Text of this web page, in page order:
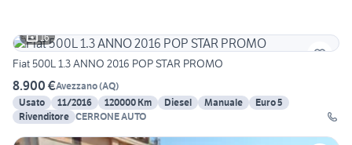
16
Fiat 500L 1.3 ANNO 2016 POP STAR PROMO
8.900 €Avezzano(AQ)
Usato
11/2016 120000 Km Diesel Manuale
Euro 5
Rivenditore CERRONE AUTO